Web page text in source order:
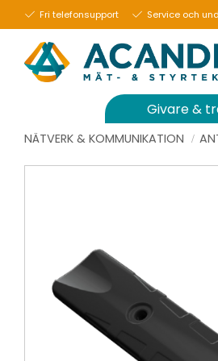
Fri telefonsupport Service och
Givare &
NÄTVERK & KOMMUNIKATION